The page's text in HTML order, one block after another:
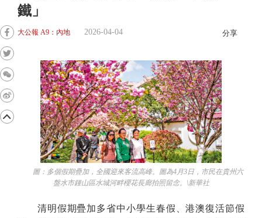
鐵」
大公報 A9：內地 2026-04-04 分享
圖：多個假期疊加，全國迎來客流高峰。圖為4月3日，市民在貴州六
盤水市鍾山區水城河畔櫻花長廊拍照留念。\新華社
清明假期疊加多省中小學生春假、港澳復活節假